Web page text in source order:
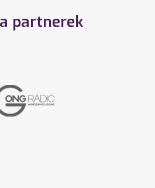
partnerek